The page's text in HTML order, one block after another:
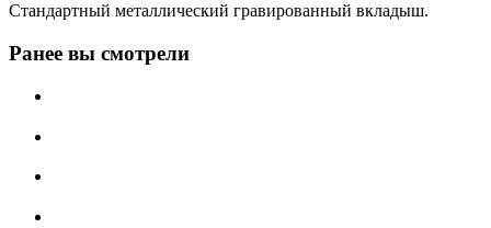
Стандартный металлический гравированный вкладыш.
Ранее вы смотрели